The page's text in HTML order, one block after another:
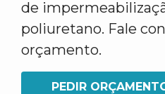
de
poliuretano. Fale
orçamento.
PEDIR